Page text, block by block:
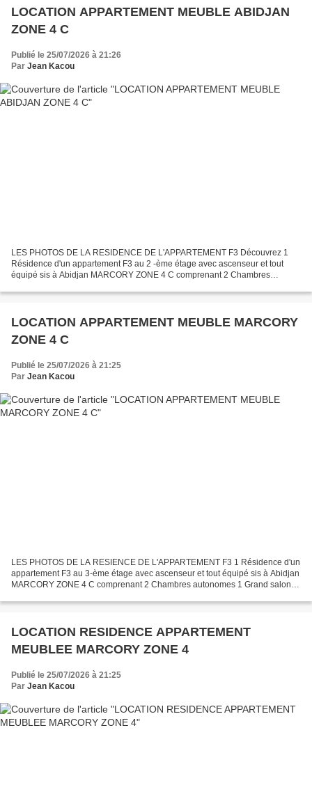
LOCATION APPARTEMENT MEUBLE ABIDJAN
ZONE 4 C
Publié le 25/07/2026 à 21:26
Par Jean Kacou
LES PHOTOS DE LA RESIDENCE DE L'APPARTEMENT F3 Découvrez 1
Résidence d'un appartement F3 au 2 -ème étage avec ascenseur et tout
équipé sis à Abidjan MARCORY ZONE 4 C comprenant 2 Chambres
LOCATION APPARTEMENT MEUBLE MARCORY
ZONE 4 C
Publié le 25/07/2026 à 21:25
Par Jean Kacou
LES PHOTOS DE LA RESIENCE DE L'APPARTEMENT F3 1 Résidence d'un
appartement F3 au 3-ème étage avec ascenseur et tout équipé sis à Abidjan
MARCORY ZONE 4 C comprenant 2 Chambres autonomes 1 Grand salon 1
LOCATION RESIDENCE APPARTEMENT
MEUBLEE MARCORY ZONE 4
Publié le 25/07/2026 à 21:25
Par Jean Kacou